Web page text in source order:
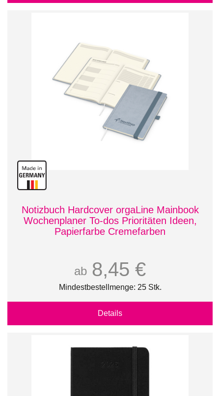
Notizbuch Hardcover orgaLine Mainbook
Wochenplaner To-dos Prioritäten Ideen,
Papierfarbe Cremefarben
ab 8,45 €
Mindestbestellmenge: 25 Stk.
Details